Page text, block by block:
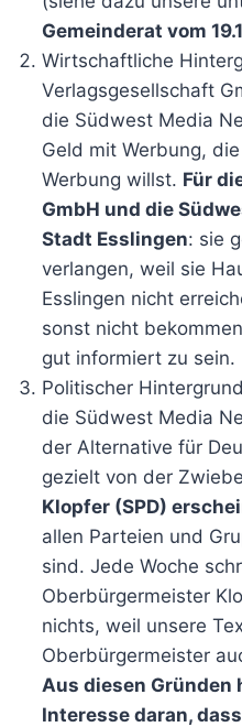
Gemeinderat vom
Wirtschaftliche
Verlagsgesellschaft
die Südwest Media
Geld mit Werbung,
Werbung willst. Für
GmbH und die
Stadt Esslingen: sie
verlangen, weil sie
Esslingen nicht
sonst nicht
gut informiert zu sein.
Politischer
die Südwest Media
der Alternative für
gezielt von der
Klopfer (SPD)
allen Parteien und
sind. Jede Woche
Oberbürgermeister
nichts, weil unsere
Oberbürgermeister
Aus diesen Gründen
Interesse daran,